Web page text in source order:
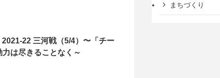
2021-22 三河戦（5/4）〜「チー
は尽きることなく～
まちづくり